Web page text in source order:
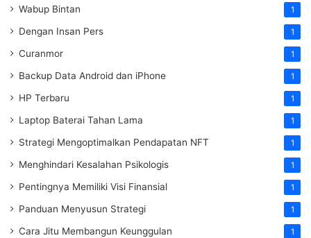
Wabup Bintan 1
Dengan Insan Pers 1
Curanmor 1
Backup Data Android dan iPhone 1
HP Terbaru 1
Laptop Baterai Tahan Lama 1
Strategi Mengoptimalkan Pendapatan NFT 1
Menghindari Kesalahan Psikologis 1
Pentingnya Memiliki Visi Finansial 1
Panduan Menyusun Strategi 1
Cara Jitu Membangun Keunggulan 1